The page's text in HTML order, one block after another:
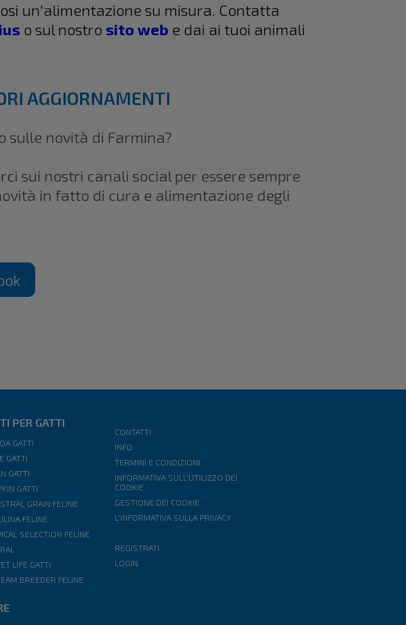
un'alimentazione su misura. Contatta
o sul nostro sito web e dai ai tuoi animali
AGGIORNAMENTI
sulle novità di Farmina?
sui nostri canali social per essere sempre
in fatto di cura e alimentazione degli
PER GATTI
GATTI
GATTI
GATTI
GATTI
GRAIN FELINE
FELINE
SELECTION FELINE
LIFE GATTI
BREEDER FELINE
CONTATTI
INFO
TERMINI E CONDIZIONI
INFORMATIVA SULL'UTILIZZO DEI
COOKIE
GESTIONE DEI COOKIE
L'INFORMATIVA SULLA PRIVACY
REGISTRATI
LOGIN